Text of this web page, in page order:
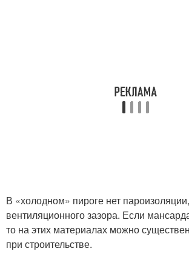
В «холодном» пироге нет
вентиляционного зазора. Если
то на этих материалах можно
при строительстве.